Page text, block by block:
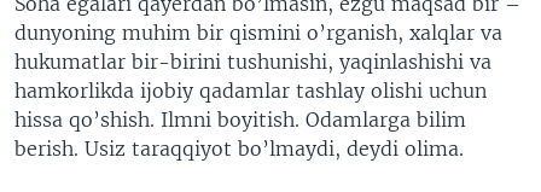
dunyoning muhim bir qismini o’rganish, xalqlar va
hukumatlar bir-birini tushunishi, yaqinlashishi va
hamkorlikda ijobiy qadamlar tashlay olishi uchun
hissa qo’shish. Ilmni boyitish. Odamlarga bilim
berish. Usiz taraqqiyot bo’lmaydi, deydi olima.